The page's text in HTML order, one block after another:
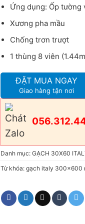
Ứng dụng: Ốp tường
Xương pha mầu
Chống trơn trượt
1 thùng 8 viên
ĐẶT MUA NGAY
Giao hàng tận nơi
Danh mục: GẠCH 30X60
Từ khóa: gạch italy 300x600